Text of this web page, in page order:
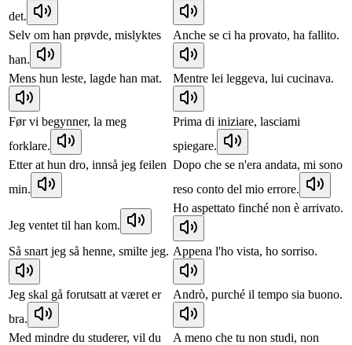
det.
Selv om han prøvde, mislyktes
han.
Anche se ci ha provato, ha fallito.
Mens hun leste, lagde han mat. Mentre lei leggeva, lui cucinava.
Før vi begynner, la meg
forklare.
Prima di iniziare, lasciami
spiegare.
Etter at hun dro, innså jeg feilen
min.
Dopo che se n'era andata, mi sono
reso conto del mio errore.
Jeg ventet til han kom.
Ho aspettato finché non è arrivato.
Så snart jeg så henne, smilte jeg. Appena l'ho vista, ho sorriso.
Jeg skal gå forutsatt at været er
bra.
Andrò, purché il tempo sia buono.
Med mindre du studerer, vil du
A meno che tu non studi, non